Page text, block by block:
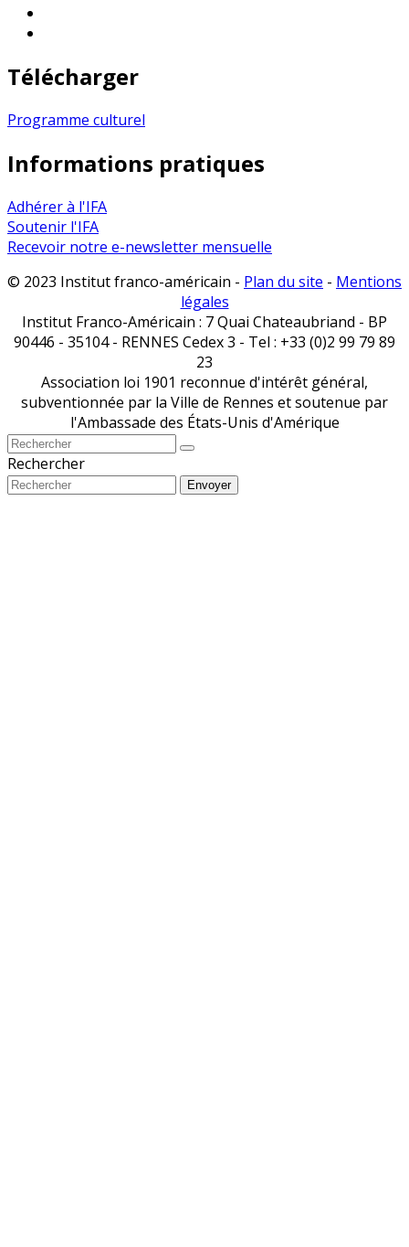
Télécharger
Programme culturel
Informations pratiques
Adhérer à l'IFA
Soutenir l'IFA
Recevoir notre e-newsletter mensuelle
© 2023 Institut franco-américain - Plan du site - Mentions
légales
Institut Franco-Américain : 7 Quai Chateaubriand - BP
90446 - 35104 - RENNES Cedex 3 - Tel : +33 (0)2 99 79 89
23
Association loi 1901 reconnue d'intérêt général,
subventionnée par la Ville de Rennes et soutenue par
l'Ambassade des États-Unis d'Amérique
Rechercher
Envoyer